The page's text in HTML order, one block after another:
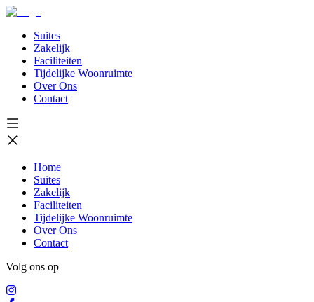
Suites
Zakelijk
Faciliteiten
Tijdelijke Woonruimte
Over Ons
Contact
Home
Suites
Zakelijk
Faciliteiten
Tijdelijke Woonruimte
Over Ons
Contact
Volg ons op